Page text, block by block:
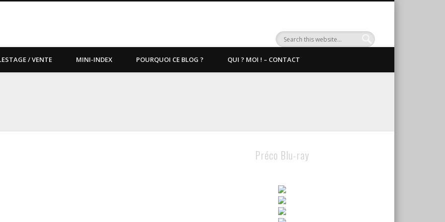
/ VENTE MINI-INDEX POURQUOI CE BLOG ? QUI ? MOI ! – CONTACT
Préco Blu-ray